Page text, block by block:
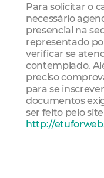
Para solicitar o
necessário
presencial na
representado
verificar se
contemplado.
preciso
para se
documentos
ser feito pelo site
http://